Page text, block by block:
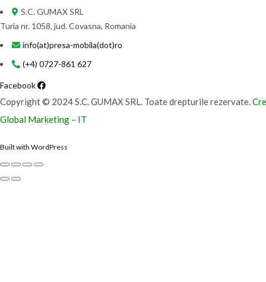
S.C. GUMAX SRL
Turia nr. 1058, jud. Covasna, Romania
info(at)presa-mobila(dot)ro
(+4) 0727-861 627
Facebook
Copyright © 2024 S.C. GUMAX SRL. Toate drepturile rezervate.
Global Marketing – IT
Built with WordPress